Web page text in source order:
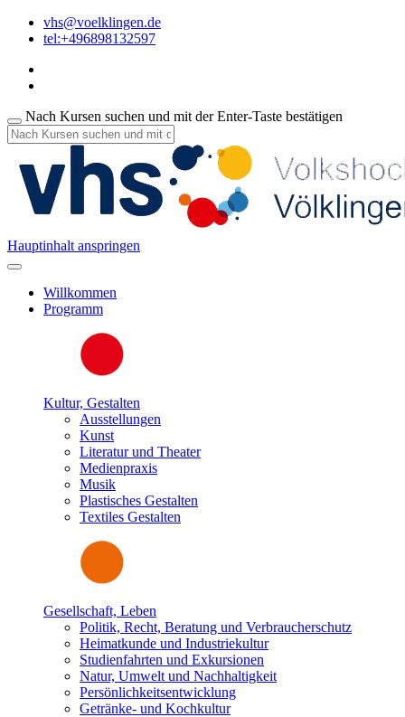
vhs@voelklingen.de
tel:+496898132597
Nach Kursen suchen und mit der Enter-Taste bestätigen
Hauptinhalt anspringen
Willkommen
Programm
Kultur, Gestalten
Ausstellungen
Kunst
Literatur und Theater
Medienpraxis
Musik
Plastisches Gestalten
Textiles Gestalten
Gesellschaft, Leben
Politik, Recht, Beratung und Verbraucherschutz
Heimatkunde und Industriekultur
Studienfahrten und Exkursionen
Natur, Umwelt und Nachhaltigkeit
Persönlichkeitsentwicklung
Getränke- und Kochkultur